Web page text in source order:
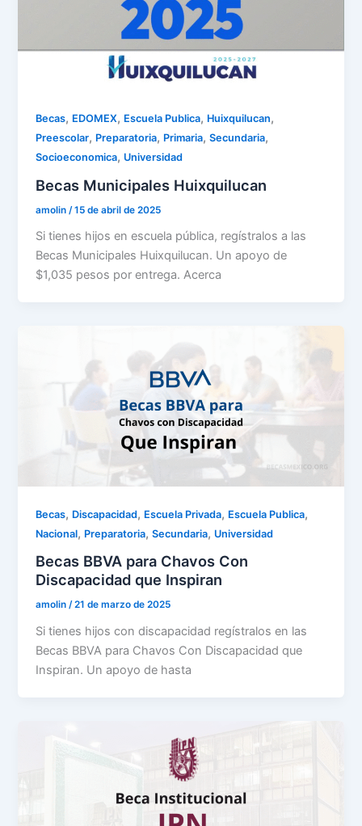
Becas, EDOMEX, Escuela Publica, Huixquilucan,
Preescolar, Preparatoria, Primaria,Secundaria,
Socioeconomica, Universidad
Becas Municipales Huixquilucan
amolin /15 de abril de 2025
Si tienes hijos en escuela pública, regístralos a las
Becas Municipales Huixquilucan. Un apoyo de
$1,035 pesos por entrega. Acerca
Becas, Discapacidad, Escuela Privada, Escuela Publica,
Nacional, Preparatoria,Secundaria, Universidad
Becas BBVA para Chavos Con
Discapacidad que Inspiran
amolin/21 de marzo de 2025
Si tienes hijos con discapacidad regístralos en las
Becas BBVA para Chavos Con Discapacidad que
Inspiran. Un apoyo de hasta